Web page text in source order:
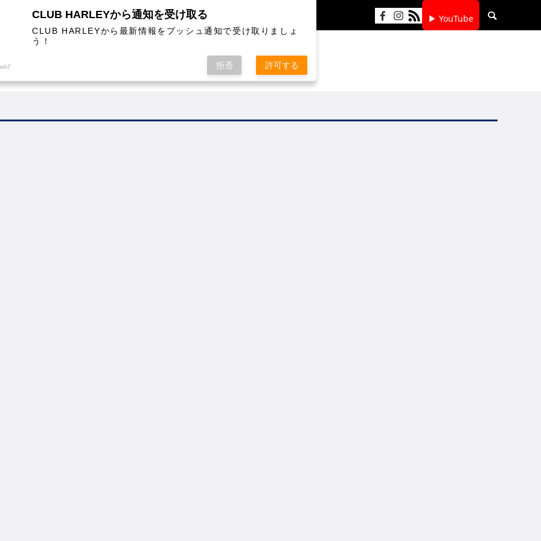
▶ YouTube
COLUMN
CLUB HARLEYから通知を受け取る
CLUB HARLEYから最新情報をプッシュ通知で受け取りましょ
う！
拒否 許可する